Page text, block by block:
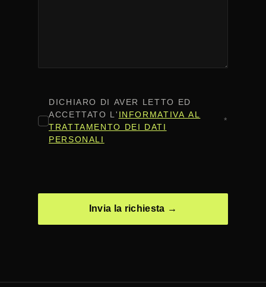
CONSENSO*
DICHIARO DI AVER LETTO ED
ACCETTATO L' INFORMATIVA AL
TRATTAMENTO DEI DATI
PERSONALI
*